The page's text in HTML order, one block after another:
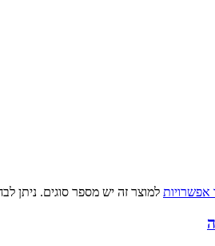
אפשרויות למוצר זה יש מספר סוגים. ניתן